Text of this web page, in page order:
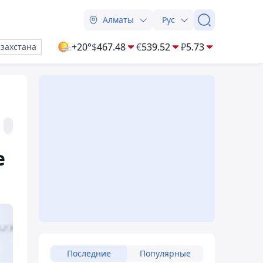
Алматы Рус
+20°$467.48 €539.52 ₽5.73
Последние Популярные